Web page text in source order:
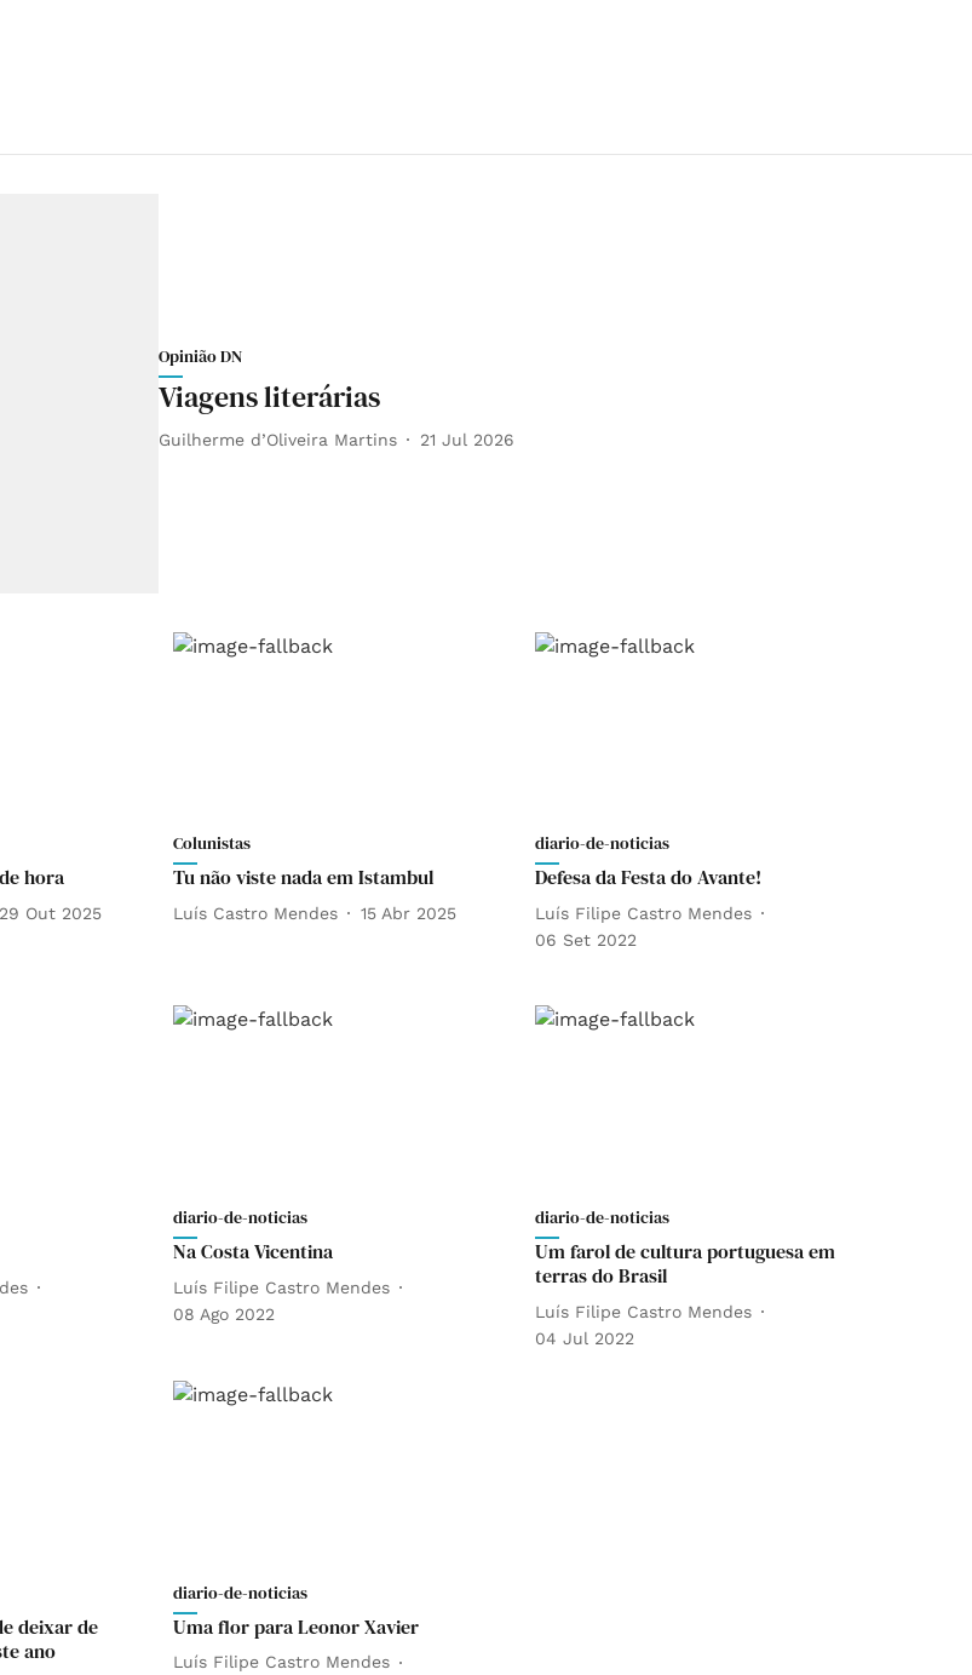
Opinião DN
Viagens literárias
Guilherme d’Oliveira Martins 21 Jul 2026
hora
29 Out 2025
Colunistas
Tu não viste nada em Istambul
Luís Castro Mendes 15 Abr 2025
diario-de-noticias
Defesa da Festa do Avante!
Luís Filipe Castro Mendes
06 Set 2022
diario-de-noticias
Na Costa Vicentina
Luís Filipe Castro Mendes
08 Ago 2022
diario-de-noticias
Um farol de cultura portuguesa em
terras do Brasil
Luís Filipe Castro Mendes
04 Jul 2022
deixar de
ano
diario-de-noticias
Uma flor para Leonor Xavier
Luís Filipe Castro Mendes